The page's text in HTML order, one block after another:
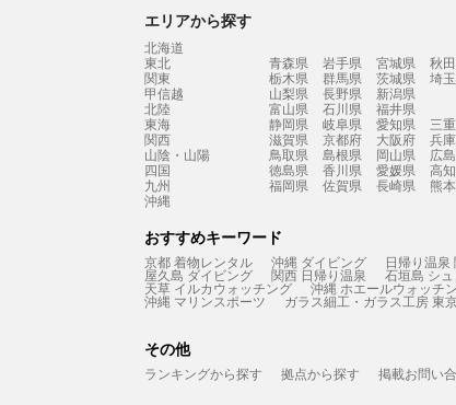
エリアから探す
北海道
東北
青森県 岩手県 宮城県 秋
関東
栃木県 群馬県 茨城県 埼
甲信越
山梨県 長野県
新潟県
北陸
富山県 石川県
福井県
東海
静岡県 岐阜県 愛知県
三
関西
滋賀県 京都府 大阪府 兵
山陰・山陽
鳥取県 島根県 岡山県 広
四国
徳島県 香川県 愛媛県
高
九州
福岡県 佐賀県 長崎県 熊
沖縄
おすすめキーワード
京都 着物レンタル 沖縄 ダイビング 日帰り温泉
屋久島 ダイビング 関西 日帰り温泉 石垣島 シ
天草 イルカウォッチング 沖縄 ホエールウォッチ
沖縄 マリンスポーツ ガラス細工・ガラス工房 東
その他
ランキングから探す 拠点から探す 掲載お問い